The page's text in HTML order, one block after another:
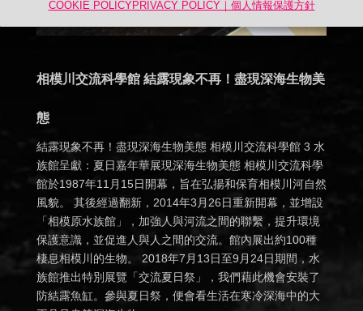
COOKIE POLICYPRIVACY POLICY｜個人情報保護方針
相模川交流科學館 結露現象不再！盡現深海生物美
態
結露現象不再！盡現深海生物美態 相模川交流科學館 3 水
族館呈獻：夏日嘉年華展現深海生物美態 相模川交流科學
館於1987年11月15日開幕，旨在弘揚和保育相模川河自然
風貌。 其後經過翻新，2014年3月26日重新開幕，並增設
「相模原水族館」，加強人與河流之間的聯繫，提升環境
保護意識，並促進人與人之間的交流。館內展出約100種
棲息相模川的生物。 2018年7月13日至9月24日期間，水
族館推出特別展覽「交流夏日祭」，我們藉此機會安裝了
防結露魚缸。參與夏日祭，便會看生活在寒冷深海中的大